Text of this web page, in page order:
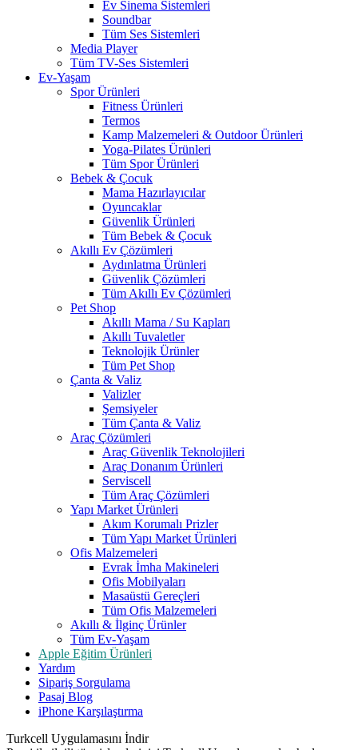
Ev Sinema Sistemleri
Soundbar
Tüm Ses Sistemleri
Media Player
Tüm TV-Ses Sistemleri
Ev-Yaşam
Spor Ürünleri
Fitness Ürünleri
Termos
Kamp Malzemeleri & Outdoor Ürünleri
Yoga-Pilates Ürünleri
Tüm Spor Ürünleri
Bebek & Çocuk
Mama Hazırlayıcılar
Oyuncaklar
Güvenlik Ürünleri
Tüm Bebek & Çocuk
Akıllı Ev Çözümleri
Aydınlatma Ürünleri
Güvenlik Çözümleri
Tüm Akıllı Ev Çözümleri
Pet Shop
Akıllı Mama / Su Kapları
Akıllı Tuvaletler
Teknolojik Ürünler
Tüm Pet Shop
Çanta & Valiz
Valizler
Şemsiyeler
Tüm Çanta & Valiz
Araç Çözümleri
Araç Güvenlik Teknolojileri
Araç Donanım Ürünleri
Serviscell
Tüm Araç Çözümleri
Yapı Market Ürünleri
Akım Korumalı Prizler
Tüm Yapı Market Ürünleri
Ofis Malzemeleri
Evrak İmha Makineleri
Ofis Mobilyaları
Masaüstü Gereçleri
Tüm Ofis Malzemeleri
Akıllı & İlginç Ürünler
Tüm Ev-Yaşam
Apple Eğitim Ürünleri
Yardım
Sipariş Sorgulama
Pasaj Blog
iPhone Karşılaştırma
Turkcell Uygulamasını İndir